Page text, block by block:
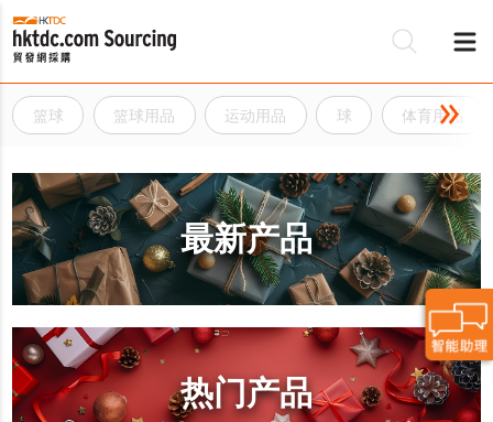
篮球 篮球用品 运动用品 球 体育用品
最新产品
热门产品